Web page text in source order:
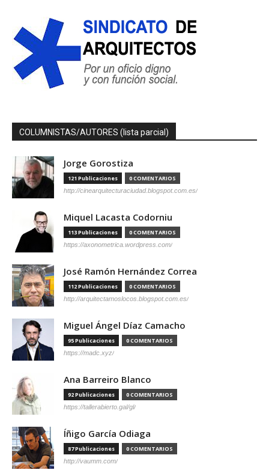
COLUMNISTAS/AUTORES (lista parcial)
Jorge Gorostiza
121 Publicaciones 0 COMENTARIOS
http://cinearquitecturaciudad.blogspot.com.es/
Miquel Lacasta Codorniu
113 Publicaciones 0 COMENTARIOS
https://axonometrica.wordpress.com/
José Ramón Hernández Correa
112 Publicaciones 0 COMENTARIOS
http://arquitectamoslocos.blogspot.com.es/
Miguel Ángel Díaz Camacho
95 Publicaciones 0 COMENTARIOS
https://madc.xyz/
Ana Barreiro Blanco
92 Publicaciones 0 COMENTARIOS
https://tallerabierto.gal/gl/
Íñigo García Odiaga
87 Publicaciones 0 COMENTARIOS
http://vaumm.com/